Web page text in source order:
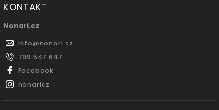
KONTAKT
Nonari.cz
info@nonari.cz
799 547 647
Facebook
nonaricz